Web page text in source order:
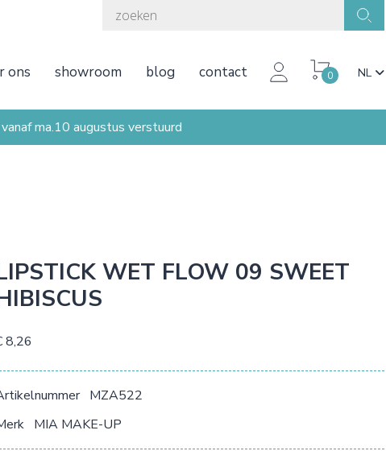
ons showroom blog contact 0 NL
ma.10 augustus verstuurd
WET FLOW 09 SWEET
8,26
MZA522
MIA MAKE-UP